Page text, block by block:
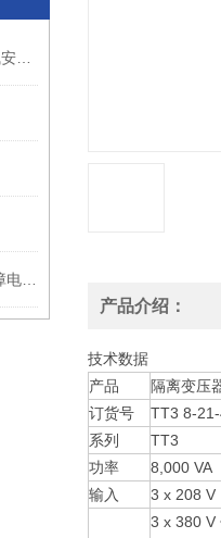
产品介绍：
技术数据
产品
隔离变压
订货号
TT3 8-
系列
TT3
功率
8,000 VA
输入
3 x 208 V
3 x 380 V